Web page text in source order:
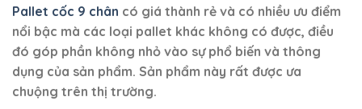
Pallet cốc 9 chân có giá thành rẻ và có nhiều ưu điểm
nổi bậc mà các loại pallet khác không có được, điều
đó góp phần không nhỏ vào sự phổ biến và thông
dụng của sản phẩm. Sản phẩm này rất được ưa
chuộng trên thị trường.